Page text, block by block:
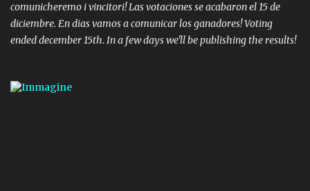
comunicheremo i vincitori! Las votaciones se acabaron el 15 de
diciembre. En dias vamos a comunicar los ganadores! Voting
ended december 15th. In a few days we'll be publishing the results!